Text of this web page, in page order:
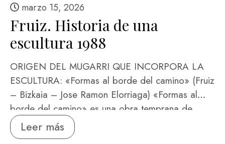
marzo 15, 2026
Fruiz. Historia de una
escultura 1988
ORIGEN DEL MUGARRI QUE INCORPORA LA
ESCULTURA: «Formas al borde del camino» (Fruiz
– Bizkaia – Jose Ramon Elorriaga) «Formas al
borde del camino» es una obra temprana de
nuestro colosal genio Jorge Oteiza en 1933. Esta
obra se enmarcó en su periodo de exploración
Leer más